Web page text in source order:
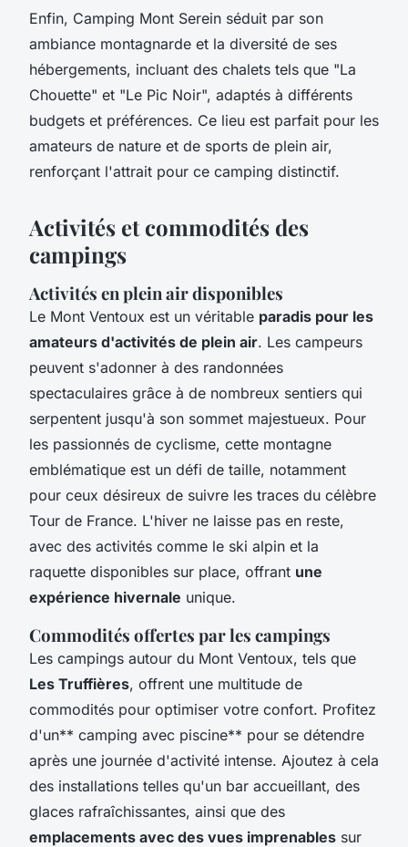
Enfin, Camping Mont Serein séduit par son
ambiance montagnarde et la diversité de ses
hébergements, incluant des chalets tels que "La
Chouette" et "Le Pic Noir", adaptés à différents
budgets et préférences. Ce lieu est parfait pour les
amateurs de nature et de sports de plein air,
renforçant l'attrait pour ce camping distinctif.
Activités et commodités des
campings
Activités en plein air disponibles
Le Mont Ventoux est un véritable paradis pour les
amateurs d'activités de plein air. Les campeurs
peuvent s'adonner à des randonnées
spectaculaires grâce à de nombreux sentiers qui
serpentent jusqu'à son sommet majestueux. Pour
les passionnés de cyclisme, cette montagne
emblématique est un défi de taille, notamment
pour ceux désireux de suivre les traces du célèbre
Tour de France. L'hiver ne laisse pas en reste,
avec des activités comme le ski alpin et la
raquette disponibles sur place, offrant une
expérience hivernale unique.
Commodités offertes par les campings
Les campings autour du Mont Ventoux, tels que
Les Truffières, offrent une multitude de
commodités pour optimiser votre confort. Profitez
d'un** camping avec piscine** pour se détendre
après une journée d'activité intense. Ajoutez à cela
des installations telles qu'un bar accueillant, des
glaces rafraîchissantes, ainsi que des
emplacements avec des vues imprenables sur